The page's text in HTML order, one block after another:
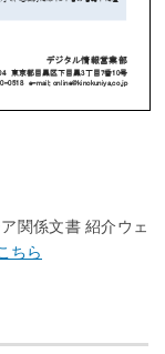
関係文書 紹介ウェ
ちら